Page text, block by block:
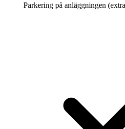
Parkering på anläggningen